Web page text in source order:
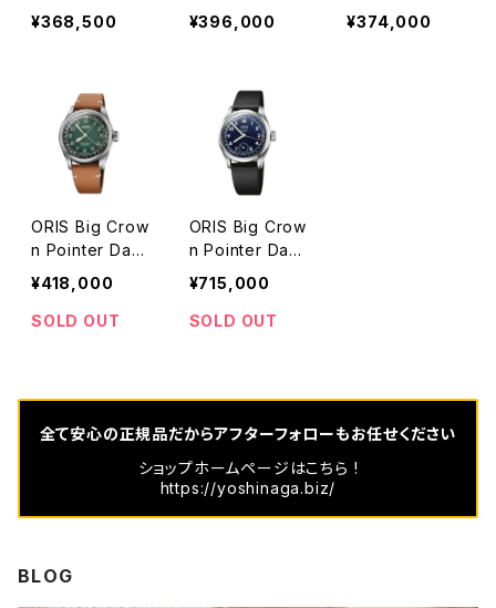
Bullseye
¥368,500
40mm
¥396,000
¥374,000
ORIS Big Crow
n Pointer Date
X Cervo Volan
¥418,000
SOLD OUT
ORIS Big Crow
n Pointer Date
Calibre 403
¥715,000
SOLD OUT
全て安心の正規品だからアフターフォローもお任せください
ショップホームページはこちら !
https://yoshinaga.biz/
BLOG